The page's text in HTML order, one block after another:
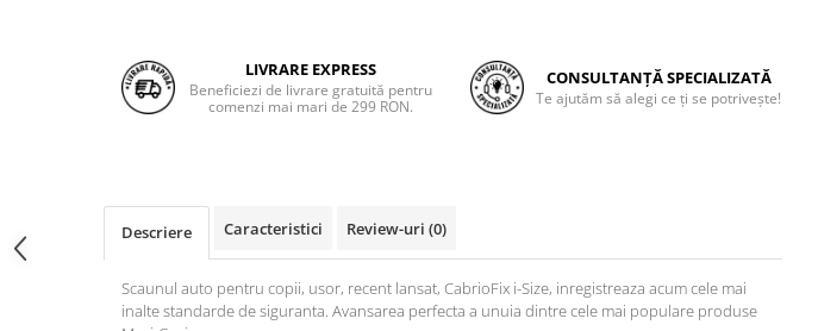
LIVRARE EXPRESS
Beneficiezi de livrare gratuită pentru
comenzi mai mari de 299 RON.
CONSULTANȚĂ SPECIALIZATĂ
Te ajutăm să alegi ce ți se potrivește!
Descriere Caracteristici Review-uri (0)
Scaunul auto pentru copii, usor, recent lansat, CabrioFix i-Size, inregistreaza acum cele mai
inalte standarde de siguranta. Avansarea perfecta a unuia dintre cele mai populare produse